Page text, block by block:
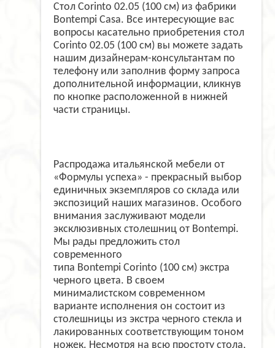
Стол Corinto 02.05 (100 см) из фабрики
Bontempi Casa. Все интересующие вас
вопросы касательно приобретения стол
Corinto 02.05 (100 см) вы можете задать
нашим дизайнерам-консультантам по
телефону или заполнив форму запроса
дополнительной информации, кликнув
по кнопке расположенной в нижней
части страницы.
Распродажа итальянской мебели от
«Формулы успеха» - прекрасный выбор
единичных экземпляров со склада или
экспозиций наших магазинов. Особого
внимания заслуживают модели
эксклюзивных столешниц от Bontempi.
Мы рады предложить стол
современного
типа Bontempi Corinto (100 см) экстра
черного цвета. В своем
минималистском современном
варианте исполнения он состоит из
столешницы из экстра черного стекла и
лакированных соответствующим тоном
ножек. Несмотря на всю простоту стола,